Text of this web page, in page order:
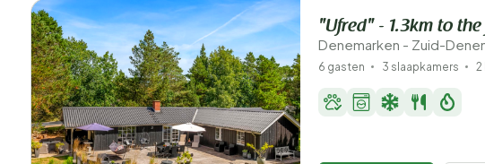
"Ufred" - 1.3km to
Denemarken - Zuid-
6 gasten 3 slaapkamers 2